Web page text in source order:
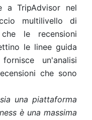
a TripAdvisor nel
multilivello di
le recensioni
le linee guida
un'analisi
che sono
una piattaforma
è una massima